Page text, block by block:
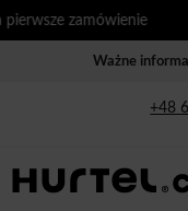
zamówienie
Ważne
+48